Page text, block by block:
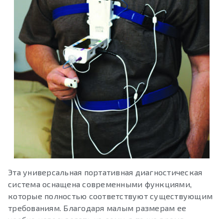
Эта универсальная портативная диагностическая
система оснащена современными функциями,
которые полностью соответствуют существующим
требованиям. Благодаря малым размерам ее